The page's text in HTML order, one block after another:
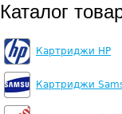
Каталог
Картриджи HP
Картриджи